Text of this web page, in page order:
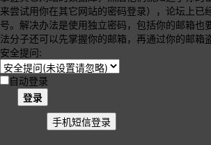
来尝试用你在其它网站的密码登录），论坛上已
号。解决办法是使用独立密码，包括你的邮箱也
法分子还可以先掌握你的邮箱，再通过你的邮箱
安全提问:
自动登录
登录
手机短信登录